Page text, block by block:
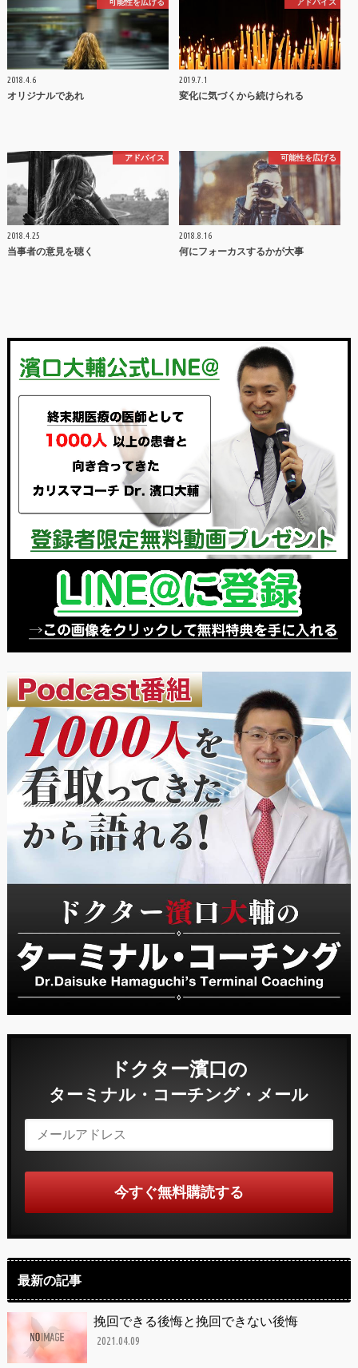
可能性を広げる
2018.4.6
オリジナルであれ
アドバイス
2019.7.1
変化に気づくから続けられる
アドバイス
2018.4.25
当事者の意見を聴く
可能性を広げる
2018.8.16
何にフォーカスするかが大事
ドクター濱口の
ターミナル・コーチング・メール
最新の記事
挽回できる後悔と挽回できない後悔
2021.04.09